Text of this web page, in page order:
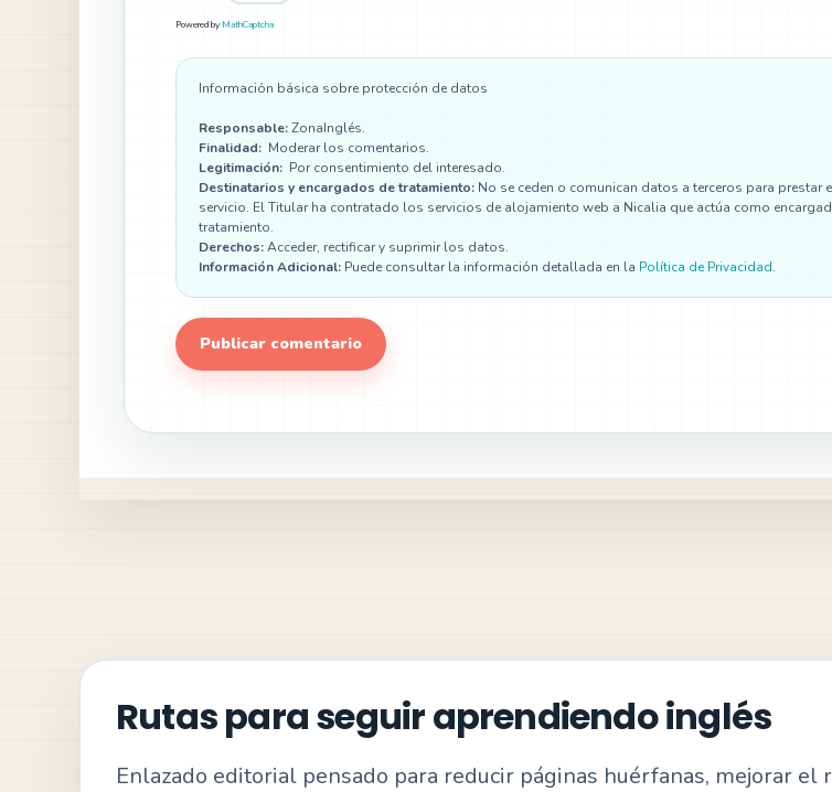
Powered by MathCaptcha
Información básica sobre protección de datos
Responsable:ZonaInglés.
Finalidad: Moderar los comentarios.
Legitimación: Por consentimiento del interesado.
Destinatarios y encargados de tratamiento: No se ceden o comunican datos a terceros para prestar
servicio. El Titular ha contratado los servicios de alojamiento web a Nicalia que actúa como
tratamiento.
Derechos:Acceder, rectificar y suprimir los datos.
Información Adicional: Puede consultar la información detallada en la Política de Privacidad.
Rutas para seguir aprendiendo inglés
Enlazado editorial pensado para reducir páginas huérfanas, mejorar